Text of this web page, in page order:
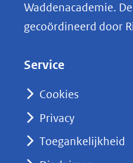
k
e
nieuw
Waddenacademie.
gecoördineerd door
Service
Cookies
Privacy
Toegankelijkheid